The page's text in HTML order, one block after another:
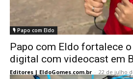
🎙️ Papo com Eldo
Papo com Eldo fortalece
digital com videocast em
Editores | EldoGomes.com.br - 22 de julho